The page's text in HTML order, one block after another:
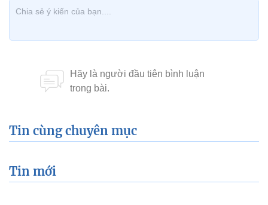
Tin cùng chuyên mục
Tin mới